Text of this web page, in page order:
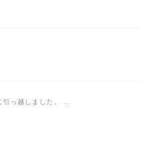
引っ越しました。 …